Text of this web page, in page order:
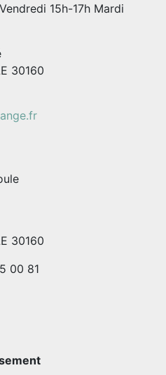
15h-17h Mardi
30160
30160
00 81